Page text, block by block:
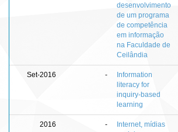
desenvolvimento
de um programa
de competência
em informação
na Faculdade de
Ceilândia
Set-2016 -
Information
literacy for
inquiry-based
learning
2016 -
Internet, mídias